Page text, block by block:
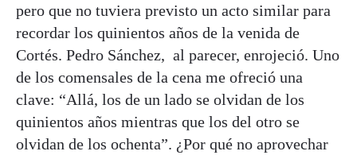
pero que no tuviera previsto un acto similar para
recordar los quinientos años de la venida de
Cortés. Pedro Sánchez, al parecer, enrojeció. Uno
de los comensales de la cena me ofreció una
clave: “Allá, los de un lado se olvidan de los
quinientos años mientras que los del otro se
olvidan de los ochenta”. ¿Por qué no aprovechar